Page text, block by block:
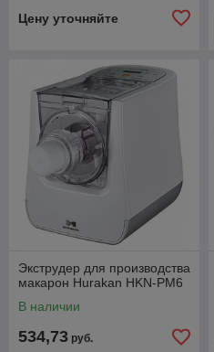
Цену уточняйте
Экструдер для производства
макарон Hurakan HKN-PM6
В наличии
534,73 руб.